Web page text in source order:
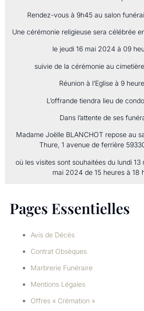
Rendez-vous à 9h45 au salon
Une cérémonie religieuse sera célébrée
le jeudi 16 mai 2024 à 09
suivie de la cérémonie au
Réunion à l’Eglise à 9
L’offrande tiendra lieu de
Dans l’attente de ses
Madame Joëlle BLANCHOT repose au
Thure, 1 avenue de ferrière
où les visites sont souhaitées du lundi 13
mai 2024 de 15 heures à 18
Pages Essentielles
Avis de Décès
Contrat Obsèques
Marbrerie Funéraire
Mentions Légales
Offres « Crémation »